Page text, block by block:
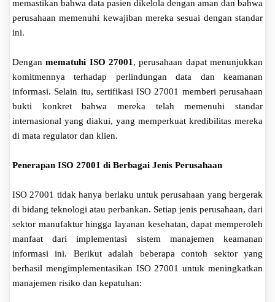
memastikan bahwa data pasien dikelola dengan aman dan bahwa
perusahaan memenuhi kewajiban mereka sesuai dengan standar
ini.
Denganmematuhi ISO 27001 , perusahaan dapat menunjukkan
komitmennya terhadap perlindungan data dan keamanan
informasi. Selain itu, sertifikasi ISO 27001 memberi perusahaan
bukti konkret bahwa mereka telah memenuhi standar
internasional yang diakui, yang memperkuat kredibilitas mereka
di mata regulator dan klien.
Penerapan ISO 27001 di Berbagai Jenis Perusahaan
ISO 27001 tidak hanya berlaku untuk perusahaan yang bergerak
di bidang teknologi atau perbankan. Setiap jenis perusahaan, dari
sektor manufaktur hingga layanan kesehatan, dapat memperoleh
manfaat dari implementasi sistem manajemen keamanan
informasi ini. Berikut adalah beberapa contoh sektor yang
berhasil mengimplementasikan ISO 27001 untuk meningkatkan
manajemen risiko dan kepatuhan: